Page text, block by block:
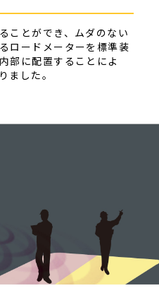
ことができ、ムダのない
ロードメーターを標準装
部に配置することによ
ました。